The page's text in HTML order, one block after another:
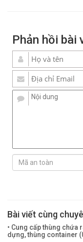
Phản hồi bài
Bài viết cùng
• Cung cấp thùng
dựng, thùng container (